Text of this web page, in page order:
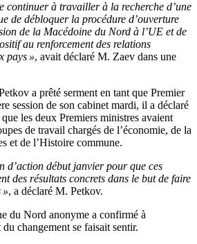
continuer à travailler à la recherche d’une
de débloquer la procédure d’ouverture
de la Macédoine du Nord à l’UE et de
au renforcement des relations
pays », avait déclaré M. Zaev dans une
a prêté serment en tant que Premier
session de son cabinet mardi, il a déclaré
les deux Premiers ministres avaient
de travail chargés de l’économie, de la
et de l’Histoire commune.
d’action début janvier pour que ces
des résultats concrets dans le but de faire
», a déclaré M. Petkov.
du Nord anonyme a confirmé à
changement se faisait sentir.